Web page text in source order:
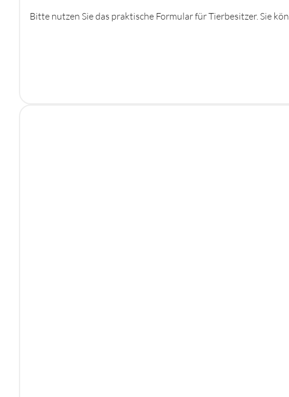
Bitte nutzen Sie das praktische Formular für Tierbesitzer. Sie